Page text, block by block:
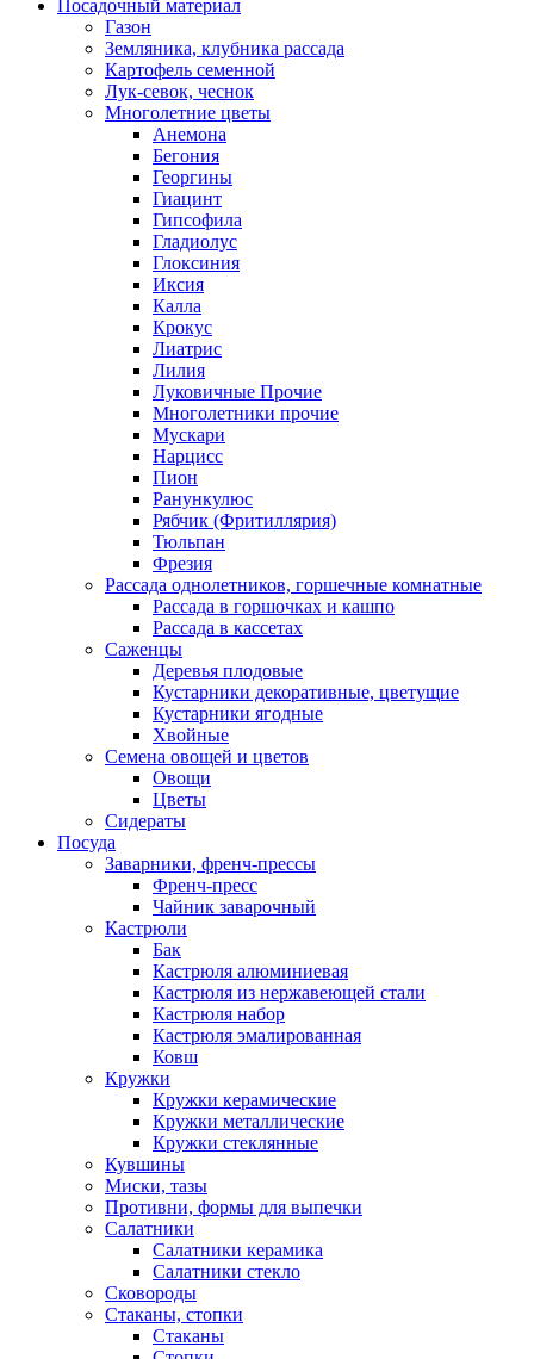
Посадочный материал
Газон
Земляника, клубника рассада
Картофель семенной
Лук-севок, чеснок
Многолетние цветы
Анемона
Бегония
Георгины
Гиацинт
Гипсофила
Гладиолус
Глоксиния
Иксия
Калла
Крокус
Лиатрис
Лилия
Луковичные Прочие
Многолетники прочие
Мускари
Нарцисс
Пион
Ранункулюс
Рябчик (Фритиллярия)
Тюльпан
Фрезия
Рассада однолетников, горшечные комнатные
Рассада в горшочках и кашпо
Рассада в кассетах
Саженцы
Деревья плодовые
Кустарники декоративные, цветущие
Кустарники ягодные
Хвойные
Семена овощей и цветов
Овощи
Цветы
Сидераты
Посуда
Заварники, френч-прессы
Френч-пресс
Чайник заварочный
Кастрюли
Бак
Кастрюля алюминиевая
Кастрюля из нержавеющей стали
Кастрюля набор
Кастрюля эмалированная
Ковш
Кружки
Кружки керамические
Кружки металлические
Кружки стеклянные
Кувшины
Миски, тазы
Противни, формы для выпечки
Салатники
Салатники керамика
Салатники стекло
Сковороды
Стаканы, стопки
Стаканы